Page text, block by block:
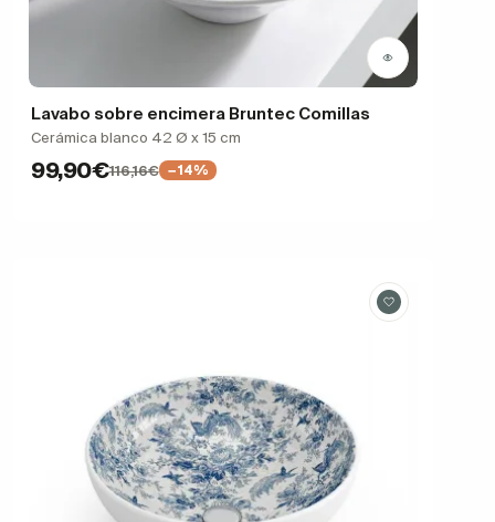
Lavabo sobre encimera Bruntec Comillas
Cerámica blanco 42 Ø x 15 cm
99,90€116,16€ −14%